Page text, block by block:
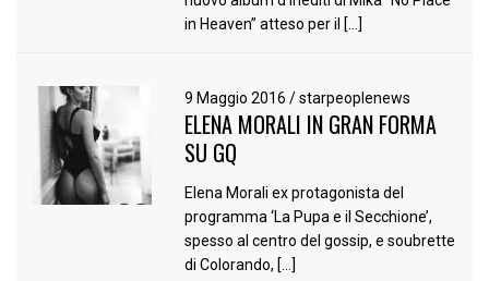
in Heaven” atteso per il […]
9 Maggio 2016/ starpeoplenews
ELENA MORALI IN GRAN FORMA
SU GQ
Elena Morali ex protagonista del
programma ‘La Pupa e il Secchione’,
spesso al centro del gossip, e soubrette
di Colorando, […]